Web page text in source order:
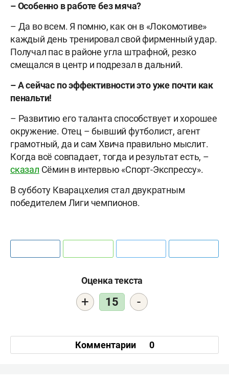
– Особенно в работе без мяча?
– Да во всем. Я помню, как он в «Локомотиве»
каждый день тренировал свой фирменный удар.
Получал пас в районе угла штрафной, резко
смещался в центр и подрезал в дальний.
– А сейчас по эффективности это уже почти как
пенальти!
– Развитию его таланта способствует и хорошее
окружение. Отец – бывший футболист, агент
грамотный, да и сам Хвича правильно мыслит.
Когда всё совпадает, тогда и результат есть, –
сказал Сёмин в интервью «Спорт-Экспрессу».
В субботу Кварацхелия стал двукратным
победителем Лиги чемпионов.
Оценка текста
+ 15 -
Комментарии 0